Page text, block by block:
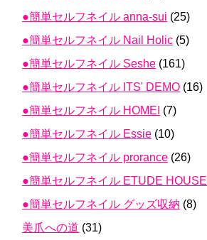
●簡単セルフネイル anna-sui (25)
●簡単セルフネイル Nail Holic (5)
●簡単セルフネイル Seshe (161)
●簡単セルフネイル ITS' DEMO (16)
●簡単セルフネイル HOMEI (7)
●簡単セルフネイル Essie (10)
●簡単セルフネイル prorance (26)
●簡単セルフネイル ETUDE HOUSE
●簡単セルフネイル グッズ収納 (8)
美爪への道 (31)